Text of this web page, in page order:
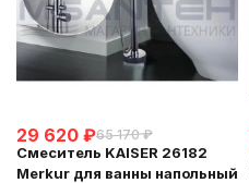
29 620 ₽65 170 ₽
Смеситель KAISER 26182
Merkur для ванны напольный